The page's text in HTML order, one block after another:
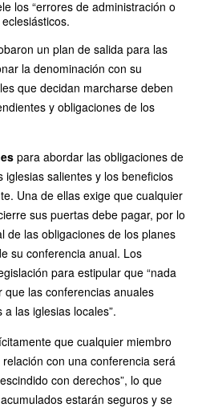
los “errores de administración o
un plan de salida para las
la denominación con su
que decidan marcharse deben
y obligaciones de los
para abordar las obligaciones de
iglesias salientes y los beneficios
Una de ellas exige que cualquier
sus puertas debe pagar, por lo
de las obligaciones de los planes
su conferencia anual. Los
para estipular que “nada
las conferencias anuales
las iglesias locales”.
que cualquier miembro
con una conferencia será
con derechos”, lo que
estarán seguros y se